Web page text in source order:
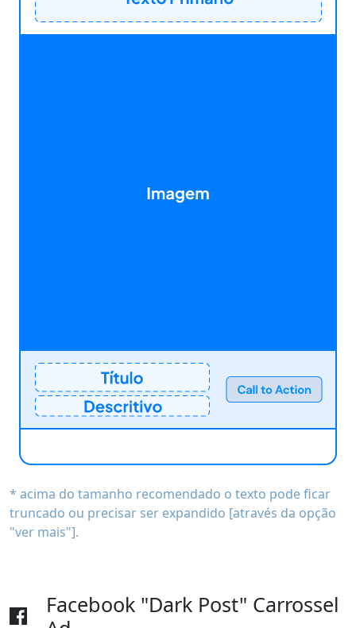
* acima do tamanho recomendado o texto pode ficar
truncado ou precisar ser expandido [através da opção
"ver mais"].
Facebook "Dark Post" Carrossel